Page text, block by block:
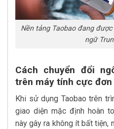
Nền tảng Taobao đang
ngữ
Cách chuyển đổi
trên máy tính cực đơn
Khi sử dụng Taobao trên
giao diện mặc định hoàn
này gây ra không ít bất tiện,